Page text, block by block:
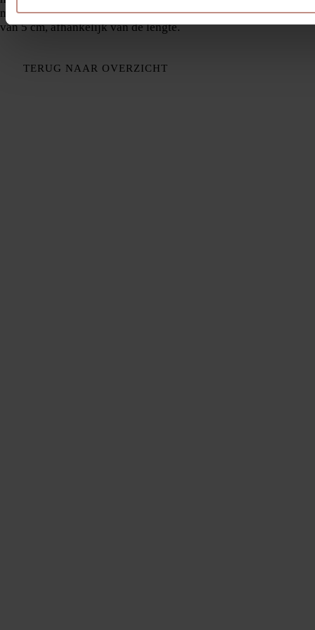
materiaalkeuze en afmeting meerprijs voor een opstaande rand
van 5 cm, afhankelijk van de lengte.
TERUG NAAR OVERZICHT